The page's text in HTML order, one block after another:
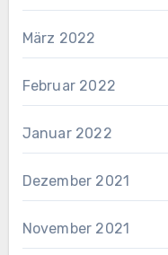
März 2022
Februar 2022
Januar 2022
Dezember 2021
November 2021